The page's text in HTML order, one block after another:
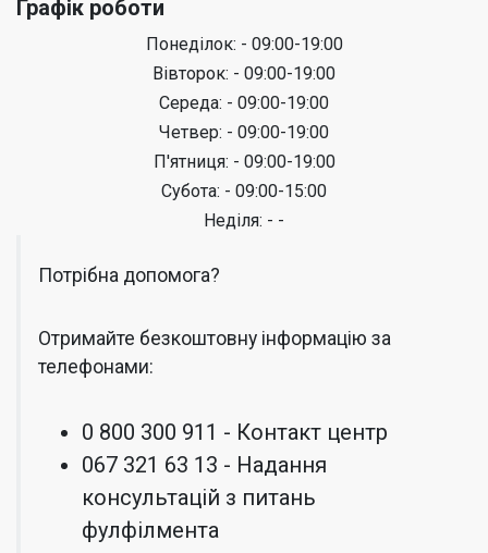
Графік роботи
Понеділок: - 09:00-19:00
Вівторок: - 09:00-19:00
Середа: - 09:00-19:00
Четвер: - 09:00-19:00
П'ятниця: - 09:00-19:00
Субота: - 09:00-15:00
Неділя: - -
Потрібна допомога?
Отримайте безкоштовну інформацію за
телефонами:
0 800 300 911 - Контакт центр
067 321 63 13 - Надання
консультацій з питань
фулфілмента